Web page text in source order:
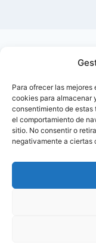
Para ofrecer las
cookies para almacenar
consentimiento de estas
el comportamiento de
sitio. No consentir o
negativamente a
Política de